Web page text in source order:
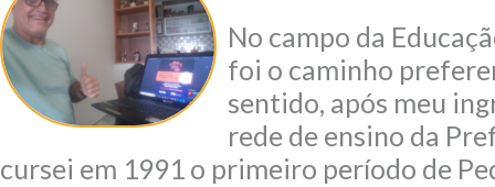
No campo da
foi o caminho
sentido, após meu
rede de ensino da
cursei em 1991 o primeiro período de